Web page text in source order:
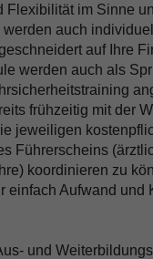
Flexibilität im Sinne
auch
auf Ihre
werden auch als
frühzeitig mit der
jeweiligen
Führerscheins
koordinieren zu
einfach Aufwand und
und